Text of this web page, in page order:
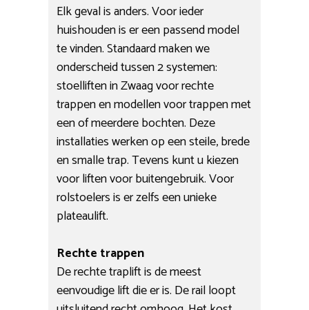
Elk geval is anders. Voor ieder
huishouden is er een passend model
te vinden. Standaard maken we
onderscheid tussen 2 systemen:
stoelliften in Zwaag voor rechte
trappen en modellen voor trappen met
een of meerdere bochten. Deze
installaties werken op een steile, brede
en smalle trap. Tevens kunt u kiezen
voor liften voor buitengebruik. Voor
rolstoelers is er zelfs een unieke
plateaulift.
Rechte trappen
De rechte traplift is de meest
eenvoudige lift die er is. De rail loopt